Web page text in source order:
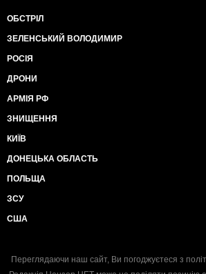
ОБСТРІЛ
ЗЕЛЕНСЬКИЙ ВОЛОДИМИР
РОСІЯ
ДРОНИ
АРМІЯ РФ
ЗНИЩЕННЯ
КИЇВ
ДОНЕЦЬКА ОБЛАСТЬ
ПОЛЬЩА
ЗСУ
США
Переглядаючи наш сайт, Ви погоджуєтеся з